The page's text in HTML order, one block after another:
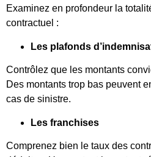
Examinez en profondeur la
contractuel :
Les plafonds
Contrôlez que les montants
Des montants trop bas peuvent
cas de sinistre.
Les franchises
Comprenez bien le taux des